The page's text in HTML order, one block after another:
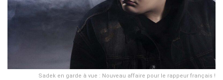
Sadek en garde à vue : Nouveau affaire pour le rappeur français !